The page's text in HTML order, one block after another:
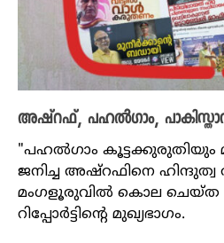
അഷ്റഫ്, പഹൽഗാം,
"പഹൽഗാം കൂട്ടക്കുരുതിയും
ജനിച്ച അഷ്റഫിനെ
മംഗളൂരുവിൽ കൊല
റിപ്പോർട്ടിൻ്റെ മുഖ്യഭാഗം.